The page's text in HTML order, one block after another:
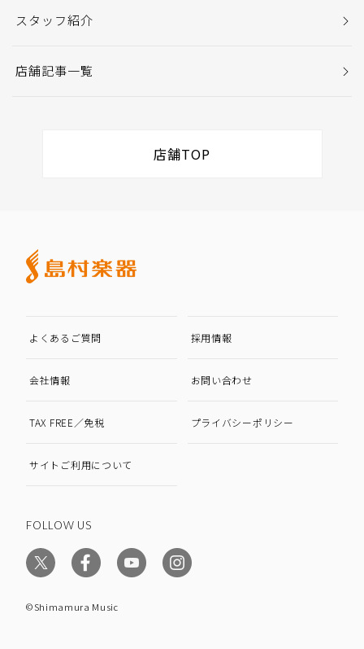
スタッフ紹介
店舗記事一覧
店舗TOP
よくあるご質問 採用情報
会社情報 お問い合わせ
TAX FREE／免税 プライバシーポリシー
サイトご利用について
FOLLOW US
©Shimamura Music